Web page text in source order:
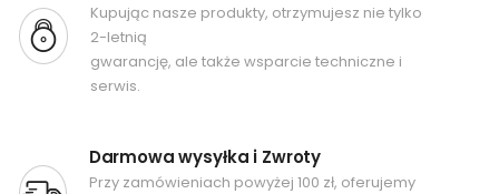
Kupując nasze produkty, otrzymujesz nie tylko
2-letnią
gwarancję, ale także wsparcie techniczne i
serwis.
Darmowa wysyłka i Zwroty
Przy zamówieniach powyżej 100 zł, oferujemy